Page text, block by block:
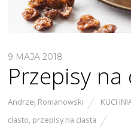
9 MAJA 2018
Przepisy
Andrzej Romanowski
ciasto, przepisy na ciasta